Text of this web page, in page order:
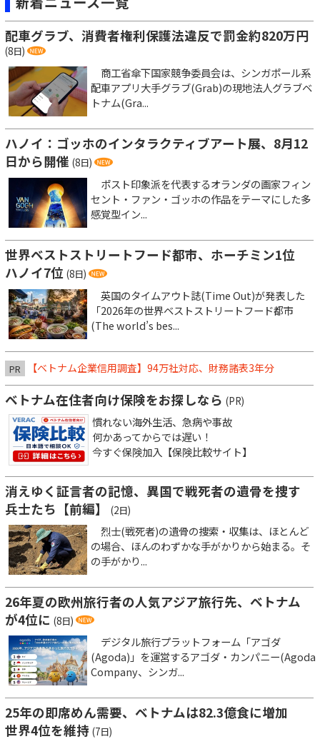
配車グラブ、消費者権利保護法違反で罰金約820万円
(8日)
商工省傘下国家競争委員会は、シンガポール系
配車アプリ大手グラブ(Grab)の現地法人グラブベ
トナム(Gra...
ハノイ：ゴッホのインタラクティブアート展、8月12
日から開催 (8日)
ポスト印象派を代表するオランダの画家フィン
セント・ファン・ゴッホの作品をテーマにした多
感覚型イン...
世界ベストストリートフード都市、ホーチミン1位
ハノイ7位 (8日)
英国のタイムアウト誌(Time Out)が発表した
「2026年の世界ベストストリートフード都市
(The world’s bes...
PR 【ベトナム企業信用調査】94万社対応、財務諸表3年分
ベトナム在住者向け保険をお探しなら (PR)
慣れない海外生活、急病や事故
何かあってからでは遅い！
今すぐ保険加入【保険比較サイト】
消えゆく証言者の記憶、異国で戦死者の遺骨を捜す
兵士たち【前編】
(2日)
烈士(戦死者)の遺骨の捜索・収集は、ほとんど
の場合、ほんのわずかな手がかりから始まる。そ
の手がかり...
26年夏の欧州旅行者の人気アジア旅行先、ベトナム
が4位に (8日)
デジタル旅行プラットフォーム「アゴダ
(Agoda)」を運営するアゴダ・カンパニー(Agoda
Company、シンガ...
25年の即席めん需要、ベトナムは82.3億食に増加
世界4位を維持 (7日)